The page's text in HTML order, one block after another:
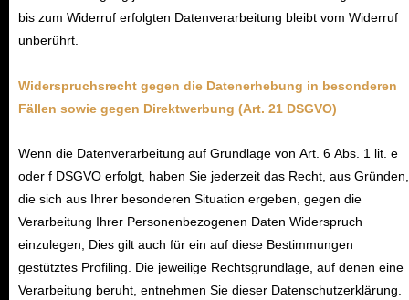
bis zum Widerruf erfolgten Datenverarbeitung bleibt vom Widerruf
unberührt.
Widerspruchsrecht gegen die Datenerhebung in besonderen
Fällen sowie gegen Direktwerbung (Art. 21 DSGVO)
Wenn die Datenverarbeitung auf Grundlage von Art. 6 Abs. 1 lit. e
oder f DSGVO erfolgt, haben Sie jederzeit das Recht, aus Gründen,
die sich aus Ihrer besonderen Situation ergeben, gegen die
Verarbeitung Ihrer Personenbezogenen Daten Widerspruch
einzulegen; Dies gilt auch für ein auf diese Bestimmungen
gestütztes Profiling. Die jeweilige Rechtsgrundlage, auf denen eine
Verarbeitung beruht, entnehmen Sie dieser Datenschutzerklärung.